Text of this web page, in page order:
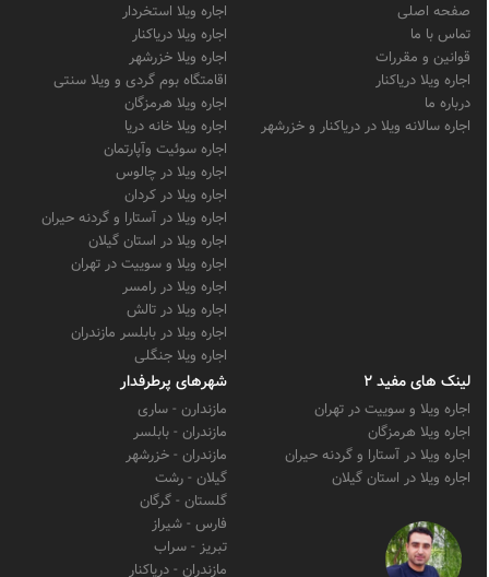
صفحه اصلی
تماس با ما
قوانین و مقررات
اجاره ویلا دریاکنار
درباره ما
اجاره سالانه ویلا در دریاکنار و خزرشهر
اجاره ویلا استخردار
اجاره ویلا دریاکنار
اجاره ویلا خزرشهر
اقامتگاه بوم گردی و ویلا سنتی
اجاره ویلا هرمزگان
اجاره ویلا خانه دریا
اجاره سوئیت وآپارتمان
اجاره ویلا در چالوس
اجاره ویلا در کردان
اجاره ویلا در آستارا و گردنه حیران
اجاره ویلا در استان گیلان
اجاره ویلا و سوییت در تهران
اجاره ویلا در رامسر
اجاره ویلا در تالش
اجاره ویلا در بابلسر مازندران
اجاره ویلا جنگلی
لینک های مفید 2
اجاره ویلا و سوییت در تهران
اجاره ویلا هرمزگان
اجاره ویلا در آستارا و گردنه حیران
اجاره ویلا در استان گیلان
شهرهای پرطرفدار
مازندارن - ساری
مازندران - بابلسر
مازندران - خزرشهر
گیلان - رشت
گلستان - گرگان
فارس - شیراز
تبریز - سراب
مازندران - دریاکنار